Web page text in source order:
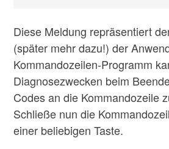
Diese Meldung repräsentiert
(später mehr dazu!) der
Kommandozeilen-Programm
Diagnosezwecken beim
Codes an die Kommandozeile
Schließe nun die
einer beliebigen Taste.